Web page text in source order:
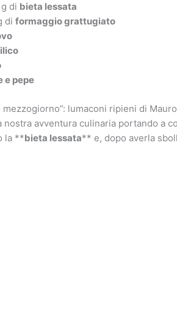
di bieta lessata
diformaggio grattugiato
e pepe
mezzogiorno”: lumaconi ripieni di
nostra avventura culinaria portando a
la **bieta lessata** e, dopo averla